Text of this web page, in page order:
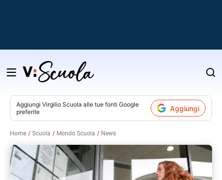
Salta
contenuto
Aggiungi Virgilio Scuola alle tue fonti Google
preferite
Aggiungi
Home Scuola Mondo Scuola News